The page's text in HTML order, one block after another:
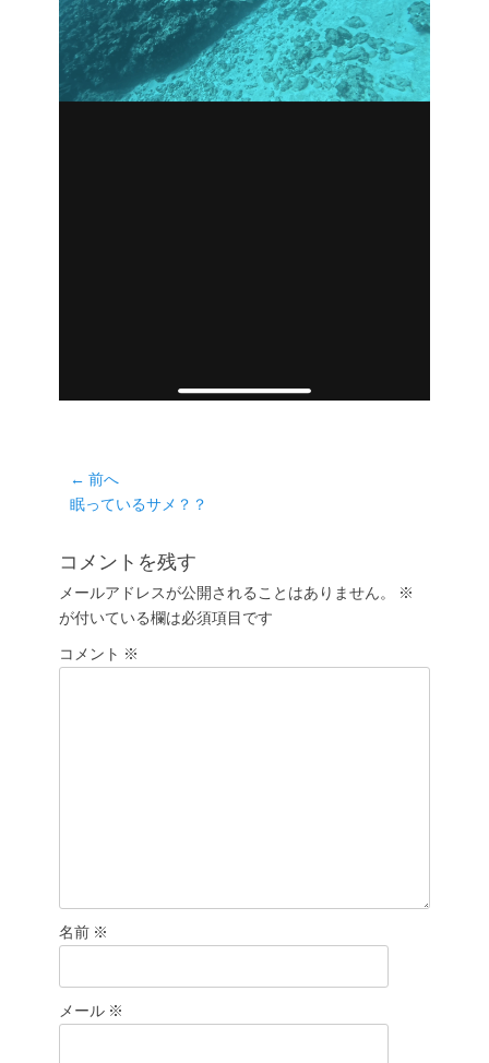
投
稿
ビ
ゲ
ー
シ
← 前へ
前
投
眠っているサメ？？
コメントを残す
メールアドレスが公開されることはありません。
※
が付いている欄は必須項目です
コメント ※
名前 ※
メール ※